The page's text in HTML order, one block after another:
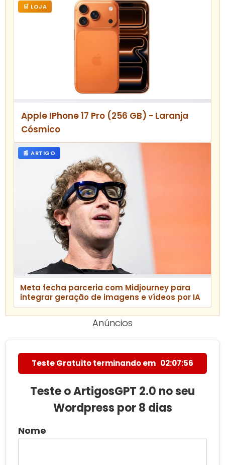
🛒 LOJA
Apple IPhone 17 Pro (256 GB) - Laranja
Cósmico
📰 ARTIGO
Meta fecha parceria com Midjourney para
integrar geração de imagens e vídeos por IA
Anúncios
Teste Gratuito terminando em 02:07:55
Teste o ArtigosGPT 2.0 no seu
Wordpress por 8 dias
Nome